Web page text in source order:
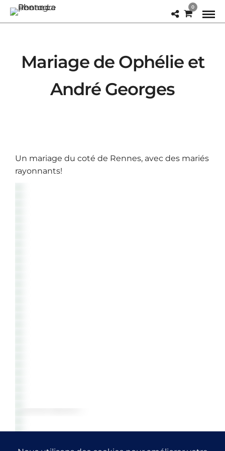
0
Mariage de Ophélie et
André Georges
Un mariage du coté de Rennes, avec des mariés
rayonnants!